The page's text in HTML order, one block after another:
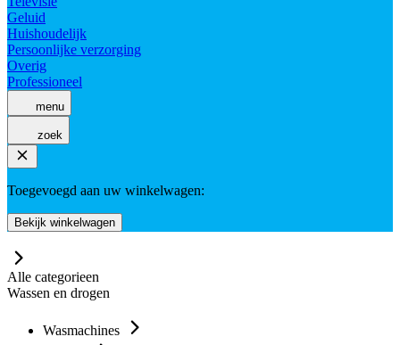
Geluid
Huishoudelijk
Persoonlijke verzorging
Overig
Professioneel
menu
zoek
Toegevoegd aan uw winkelwagen:
Bekijk winkelwagen
Alle categorieen
Wassen en drogen
Wasmachines